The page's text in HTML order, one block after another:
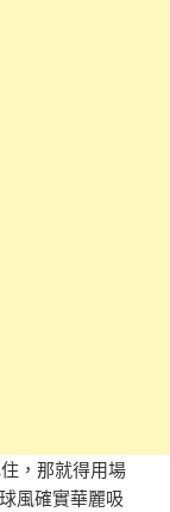
，那就得用場
風確實華麗吸